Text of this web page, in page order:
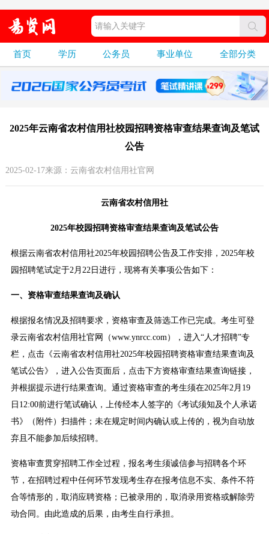
首页 学历 公务员 事业单位 全部分类
2025年云南省农村信用社校园招聘资格审查结果查询及笔试
公告
2025-02-17来源：云南省农村信用社官网
云南省农村信用社
2025年校园招聘资格审查结果查询及笔试公告
根据云南省农村信用社2025年校园招聘公告及工作安排，2025年校
园招聘笔试定于2月22日进行，现将有关事项公告如下：
一、资格审查结果查询及确认
根据报名情况及招聘要求，资格审查及筛选工作已完成。考生可登
录云南省农村信用社官网（www.ynrcc.com），进入“人才招聘”专
栏，点击《云南省农村信用社2025年校园招聘资格审查结果查询及
笔试公告》，进入公告页面后，点击下方资格审查结果查询链接，
并根据提示进行结果查询。通过资格审查的考生须在2025年2月19
日12:00前进行笔试确认，上传经本人签字的《考试须知及个人承诺
书》（附件）扫描件；未在规定时间内确认或上传的，视为自动放
弃且不能参加后续招聘。
资格审查贯穿招聘工作全过程，报名考生须诚信参与招聘各个环
节，在招聘过程中任何环节发现考生存在报考信息不实、条件不符
合等情形的，取消应聘资格；已被录用的，取消录用资格或解除劳
动合同。由此造成的后果，由考生自行承担。